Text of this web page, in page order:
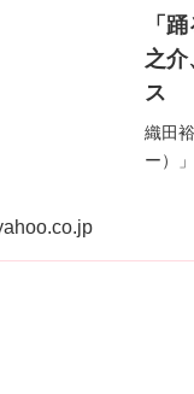
「
之介
ス
織田
ー）